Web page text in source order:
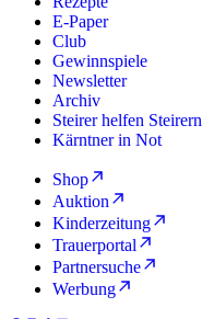
E-Paper
Club
Gewinnspiele
Newsletter
Archiv
Steirer helfen Steirern
Kärntner in Not
Shop
Auktion
Kinderzeitung
Trauerportal
Partnersuche
Werbung